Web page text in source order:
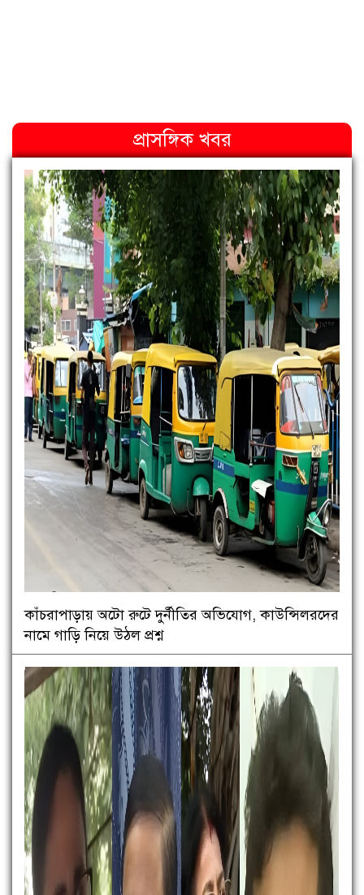
প্রাসঙ্গিক খবর
কাঁচরাপাড়ায় অটো রুটে দুর্নীতির অভিযোগ, কাউন্সিলরদের
নামে গাড়ি নিয়ে উঠল প্রশ্ন